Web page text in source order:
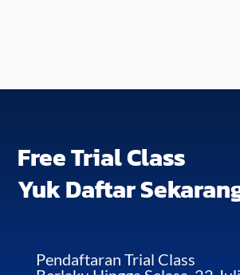
Free Trial Class
Yuk Daftar
Pendaftaran Trial Class